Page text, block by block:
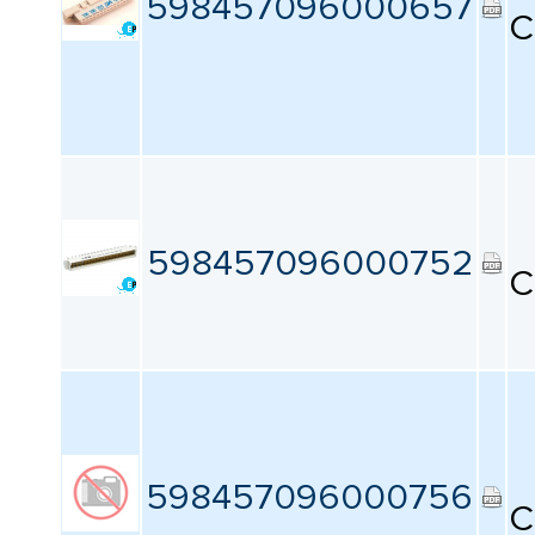
598457096000752
598457096000756